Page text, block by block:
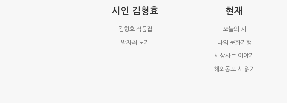
시인 김형효
김형효 작품집
발자취 보기
현재
오늘의 시
나의 문화기행
세상사는 이야기
해외동포 시 읽기